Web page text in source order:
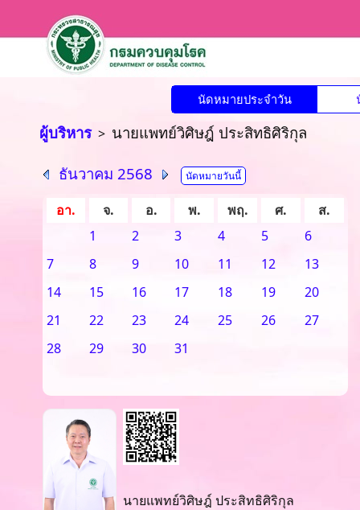
นัดหมายประจำวัน
ผู้บริหาร> นายแพทย์วิศิษฎ์ ประสิทธิศิริกุล
ธันวาคม 2568 นัดหมายวันนี้
อา. จ. อ. พ. พฤ. ศ.
ส.
1
2 3 4 5
6
7
8 9 10 11 12
13
14
15 16 17 18 19
20
21
22 23 24 25 26
27
28
29 30 31
นายแพทย์วิศิษฎ์ ประสิทธิศิริกุล